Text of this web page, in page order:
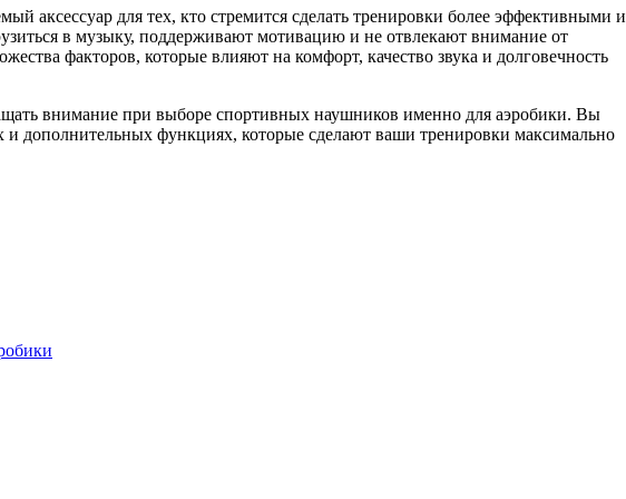
аксессуар для тех, кто стремится сделать тренировки более эффективными и
в музыку, поддерживают мотивацию и не отвлекают внимание от
факторов, которые влияют на комфорт, качество звука и долговечность
внимание при выборе спортивных наушников именно для аэробики. Вы
и дополнительных функциях, которые сделают ваши тренировки максимально